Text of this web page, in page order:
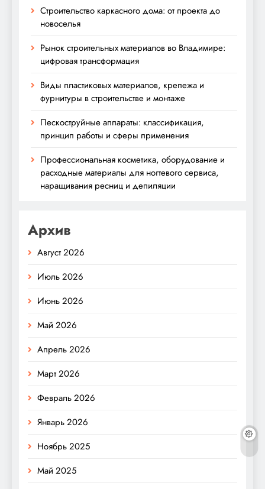
Строительство каркасного дома: от проекта до
новоселья
Рынок строительных материалов во Владимире:
цифровая трансформация
Виды пластиковых материалов, крепежа и
фурнитуры в строительстве и монтаже
Пескоструйные аппараты: классификация,
принцип работы и сферы применения
Профессиональная косметика, оборудование и
расходные материалы для ногтевого сервиса,
наращивания ресниц и депиляции
Архив
Август 2026
Июль 2026
Июнь 2026
Май 2026
Апрель 2026
Март 2026
Февраль 2026
Январь 2026
Ноябрь 2025
Май 2025